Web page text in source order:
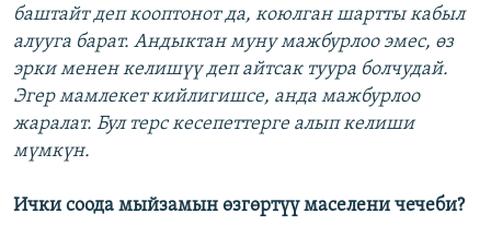
баштайт деп кооптонот да, коюлган шартты кабыл
алууга барат. Андыктан муну мажбурлоо эмес, өз
эрки менен келишүү деп айтсак туура болчудай.
Эгер мамлекет кийлигишсе, анда мажбурлоо
жаралат. Бул терс кесепеттерге алып келиши
мүмкүн.
Ички соода мыйзамын өзгөртүү маселени чечеби?